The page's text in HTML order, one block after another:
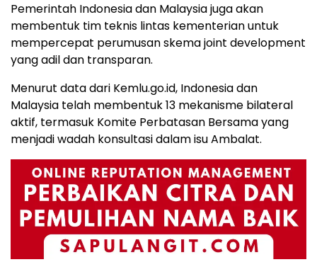
Pemerintah Indonesia dan Malaysia juga akan
membentuk tim teknis lintas kementerian untuk
mempercepat perumusan skema joint development
yang adil dan transparan.
Menurut data dari Kemlu.go.id, Indonesia dan
Malaysia telah membentuk 13 mekanisme bilateral
aktif, termasuk Komite Perbatasan Bersama yang
menjadi wadah konsultasi dalam isu Ambalat.